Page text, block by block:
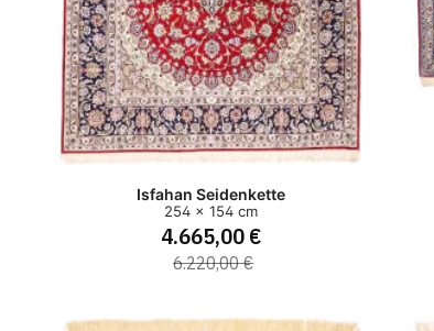
Isfahan Seidenkette
254 x 154 cm
4.665,00 €
6.220,00 €